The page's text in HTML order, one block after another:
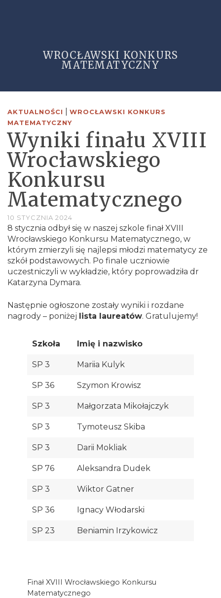
WROCŁAWSKI KONKURS
MATEMATYCZNY
AKTUALNOŚCI
WROCŁAWSKI KONKURS
MATEMATYCZNY
Wyniki finału XVIII
Wrocławskiego
Konkursu
Matematycznego
10 STYCZNIA 2024
8 stycznia odbył się w naszej szkole finał XVIII
Wrocławskiego Konkursu Matematycznego, w
którym zmierzyli się najlepsi młodzi matematycy ze
szkół podstawowych. Po finale uczniowie
uczestniczyli w wykładzie, który poprowadziła dr
Katarzyna Dymara.
Następnie ogłoszone zostały wyniki i rozdane
nagrody – poniżej lista laureatów. Gratulujemy!
Szkoła Imię i nazwisko
SP 3 Mariia Kulyk
SP 36 Szymon Krowisz
SP 3 Małgorzata Mikołajczyk
SP 3 Tymoteusz Skiba
SP 3 Darii Mokliak
SP 76 Aleksandra Dudek
SP 3 Wiktor Gatner
SP 36 Ignacy Włodarski
SP 23 Beniamin Irzykowicz
Finał XVIII Wrocławskiego Konkursu
Matematycznego